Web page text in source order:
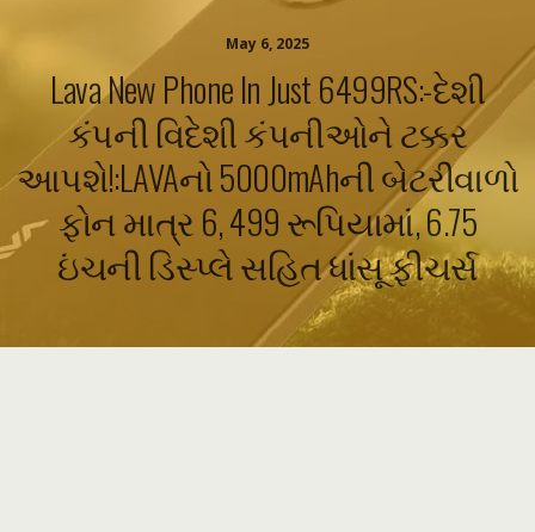
May 6, 2025
Lava New Phone In Just 6499RS:-દેશી
કંપની વિદેશી કંપનીઓને ટક્કર
આપશે!:LAVAનો 5000mAhની બેટરીવાળો
ફોન માત્ર 6, 499 રૂપિયામાં, 6.75
ઇંચની ડિસ્પ્લે સહિત ધાંસૂ ફીચર્સ